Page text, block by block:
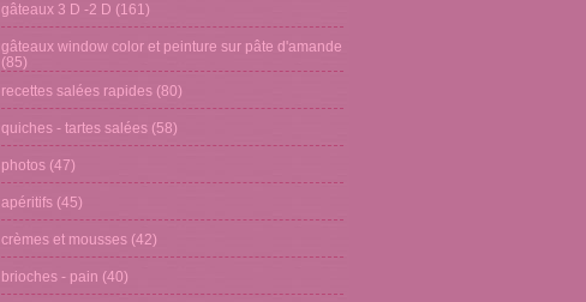
gâteaux 3 D -2 D (161)
gâteaux window color et peinture sur pâte d'amande
(85)
recettes salées rapides (80)
quiches - tartes salées (58)
photos (47)
apéritifs (45)
crèmes et mousses (42)
brioches - pain (40)